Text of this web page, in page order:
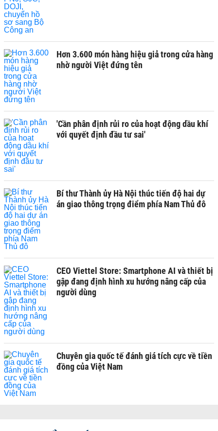
Hơn 3.600 món hàng hiệu giả trong cửa hàng
nhờ người Việt đứng tên
'Cần phân định rủi ro của hoạt động dầu khí
với quyết định đầu tư sai'
Bí thư Thành ủy Hà Nội thúc tiến độ hai dự
án giao thông trọng điểm phía Nam Thủ đô
CEO Viettel Store: Smartphone AI và thiết bị
gập đang định hình xu hướng nâng cấp của
người dùng
Chuyên gia quốc tế đánh giá tích cực về tiền
đồng của Việt Nam